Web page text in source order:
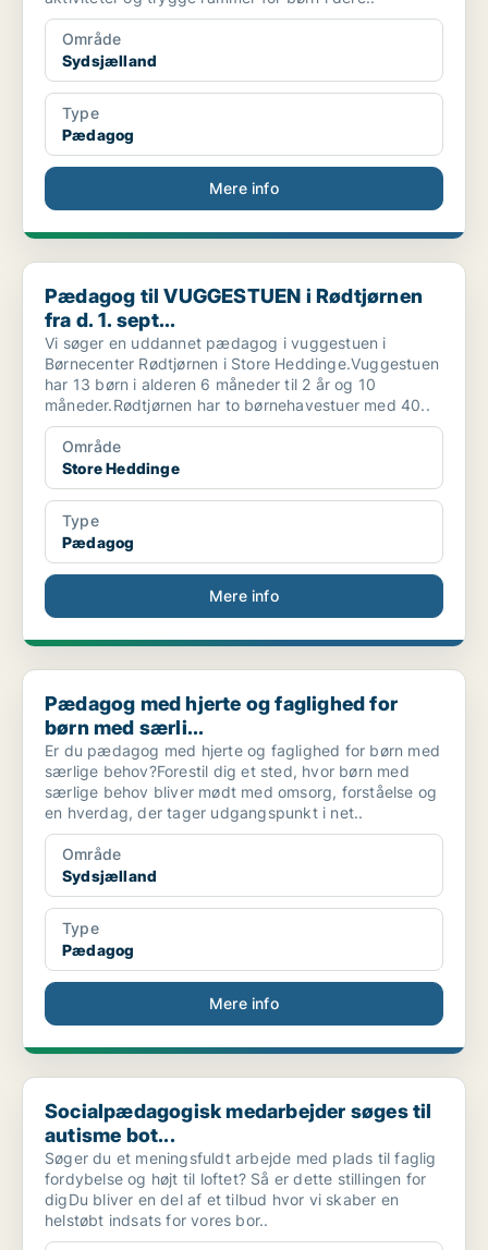
Område
Sydsjælland
Type
Pædagog
Mere info
Pædagog til VUGGESTUEN i Rødtjørnen fra d. 1. sept...
Pædagog til VUGGESTUEN i Rødtjørnen
fra d. 1. sept...
Vi søger en uddannet pædagog i vuggestuen i
Børnecenter Rødtjørnen i Store Heddinge.Vuggestuen
har 13 børn i alderen 6 måneder til 2 år og 10
måneder.Rødtjørnen har to børnehavestuer med 40..
Område
Store Heddinge
Type
Pædagog
Mere info
Pædagog med hjerte og faglighed for børn med særli...
Pædagog med hjerte og faglighed for
børn med særli...
Er du pædagog med hjerte og faglighed for børn med
særlige behov?Forestil dig et sted, hvor børn med
særlige behov bliver mødt med omsorg, forståelse og
en hverdag, der tager udgangspunkt i net..
Område
Sydsjælland
Type
Pædagog
Mere info
Socialpædagogisk medarbejder søges til autisme bot...
Socialpædagogisk medarbejder søges til
autisme bot...
Søger du et meningsfuldt arbejde med plads til faglig
fordybelse og højt til loftet? Så er dette stillingen for
digDu bliver en del af et tilbud hvor vi skaber en
helstøbt indsats for vores bor..